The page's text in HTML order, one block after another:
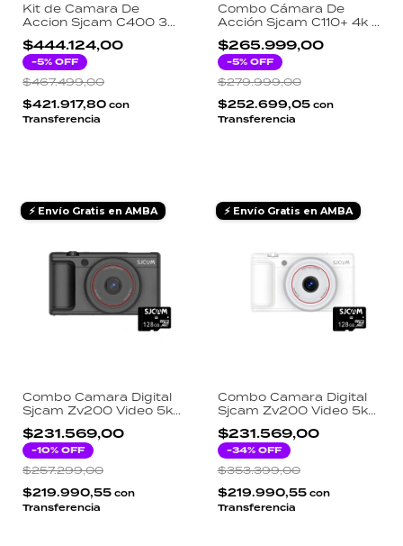
Kit de Camara De
Accion Sjcam C400 3
En 1 + Adaptador De
Expansion + Luz Led
Selfie Rgb Recargable
$444.124,00
-5% OFF
$467.499,00
$421.917,80 con
Transferencia
Combo Cámara De
Acción Sjcam C110+ 4k +
Memoria Card 128gb
Micro SD + Cordón
Magnético SJCAM
$265.999,00
-5% OFF
$279.999,00
$252.699,05 con
Transferencia
⚡ Envío Gratis en AMBA
Combo Camara Digital
Sjcam Zv200 Video 5k
Color Negro + Memoria
Card 128gb Micro SD
$231.569,00
-10% OFF
$257.299,00
$219.990,55 con
Transferencia
⚡ Envío Gratis en AMBA
Combo Camara Digital
Sjcam Zv200 Video 5k
Color Blanco + Memoria
Card 128gb Micro SD
$231.569,00
-34% OFF
$353.399,00
$219.990,55 con
Transferencia